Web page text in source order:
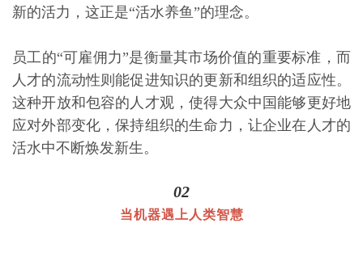
新的活力，这正是“活水养鱼”的理念。
员工的“可雇佣力”是衡量其市场价值的重要标准，而
人才的流动性则能促进知识的更新和组织的适应性。
这种开放和包容的人才观，使得大众中国能够更好地
应对外部变化，保持组织的生命力，让企业在人才的
活水中不断焕发新生。
02
当机器遇上人类智慧